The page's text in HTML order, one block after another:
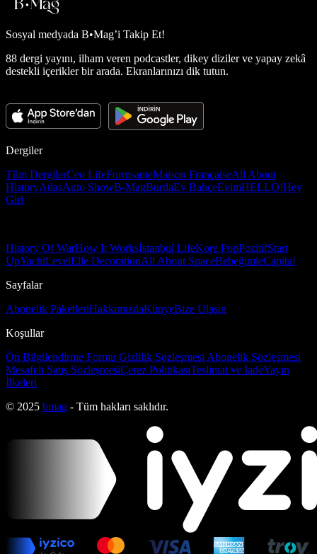
Sosyal medyada B•Mag’i Takip Et!
88 dergi yayını, ilham veren podcastler, dikey diziler ve yapay zekâ
destekli içerikler bir arada. Ekranlarınızı dik tutun.
Dergiler
Tüm DergilerCeo LifeFormsanteMaison FrançaiseAll About
HistoryAtlasAuto ShowB-MagBurdaEv BahçeEvimHELLO!Hey
Girl
History Of WarHow It Worksİstanbul LifeKore PopPozitifStart
UpYachtLevelElle DecorationAll About SpaceBebeğimleCapital
Sayfalar
Abonelik PaketleriHakkımızdaKünyeBize Ulaşın
Koşullar
Ön Bilgilendirme Formu Gizlilik Sözleşmesi Abonelik Sözleşmesi
Mesafeli Satış SözleşmesiÇerez PolitikasıTeslimat ve İadeYayın
İlkeleri
© 2025 bmag - Tüm hakları saklıdır.